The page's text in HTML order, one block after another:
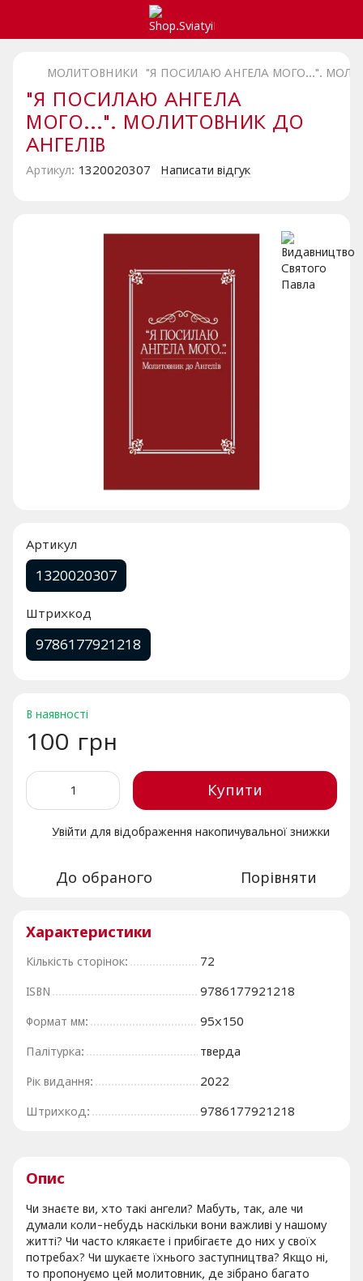
МОЛИТОВНИКИ "Я ПОСИЛАЮ АНГЕЛА МОГО...".
"Я ПОСИЛАЮ АНГЕЛА
МОГО...". МОЛИТОВНИК ДО
АНГЕЛІВ
Артикул: 1320020307 Написати відгук
Артикул
1320020307
Штрихкод
9786177921218
В наявності
100 грн
Купити
Увійти для відображення накопичувальної знижки
До обраного Порівняти
Характеристики
Кількість сторінок: 72
ISBN 9786177921218
Формат мм: 95х150
Палітурка: тверда
Рік видання: 2022
Штрихкод: 9786177921218
Опис
Чи знаєте ви, хто такі ангели? Мабуть, так, але чи
думали коли-небудь наскільки вони важливі у нашому
житті? Чи часто клякаєте і прибігаєте до них у своїх
потребах? Чи шукаєте їхнього заступництва? Якщо ні,
то пропонуємо цей молитовник, де зібрано багато